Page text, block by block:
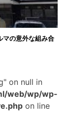
マの意外な組み合
on null in
web/wp/wp-
on line